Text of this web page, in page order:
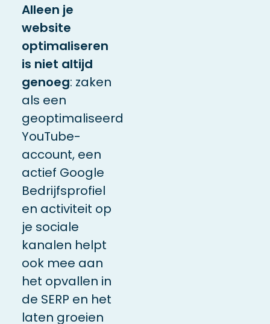
Alleen je
website
optimaliseren
is niet altijd
genoeg: zaken
als een
geoptimaliseerd
YouTube-
account, een
actief Google
Bedrijfsprofiel
en activiteit op
je sociale
kanalen helpt
ook mee aan
het opvallen in
de SERP en het
laten groeien